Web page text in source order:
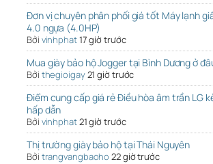
Đơn vị chuyên phân phối giá tốt Máy lạnh
4.0 ngựa (4.0HP)
Bởi vinhphat17 giờ trước
Mua giày bảo hộ Jogger tại Bình Dương ở
Bởi thegioigay21 giờ trước
Điểm cung cấp giá rẻ Điều hòa âm trần LG
hấp dẫn
Bởi vinhphat21 giờ trước
Thị trường giày bảo hộ tại Thái Nguyên
Bởi trangvangbaoho 22 giờ trước